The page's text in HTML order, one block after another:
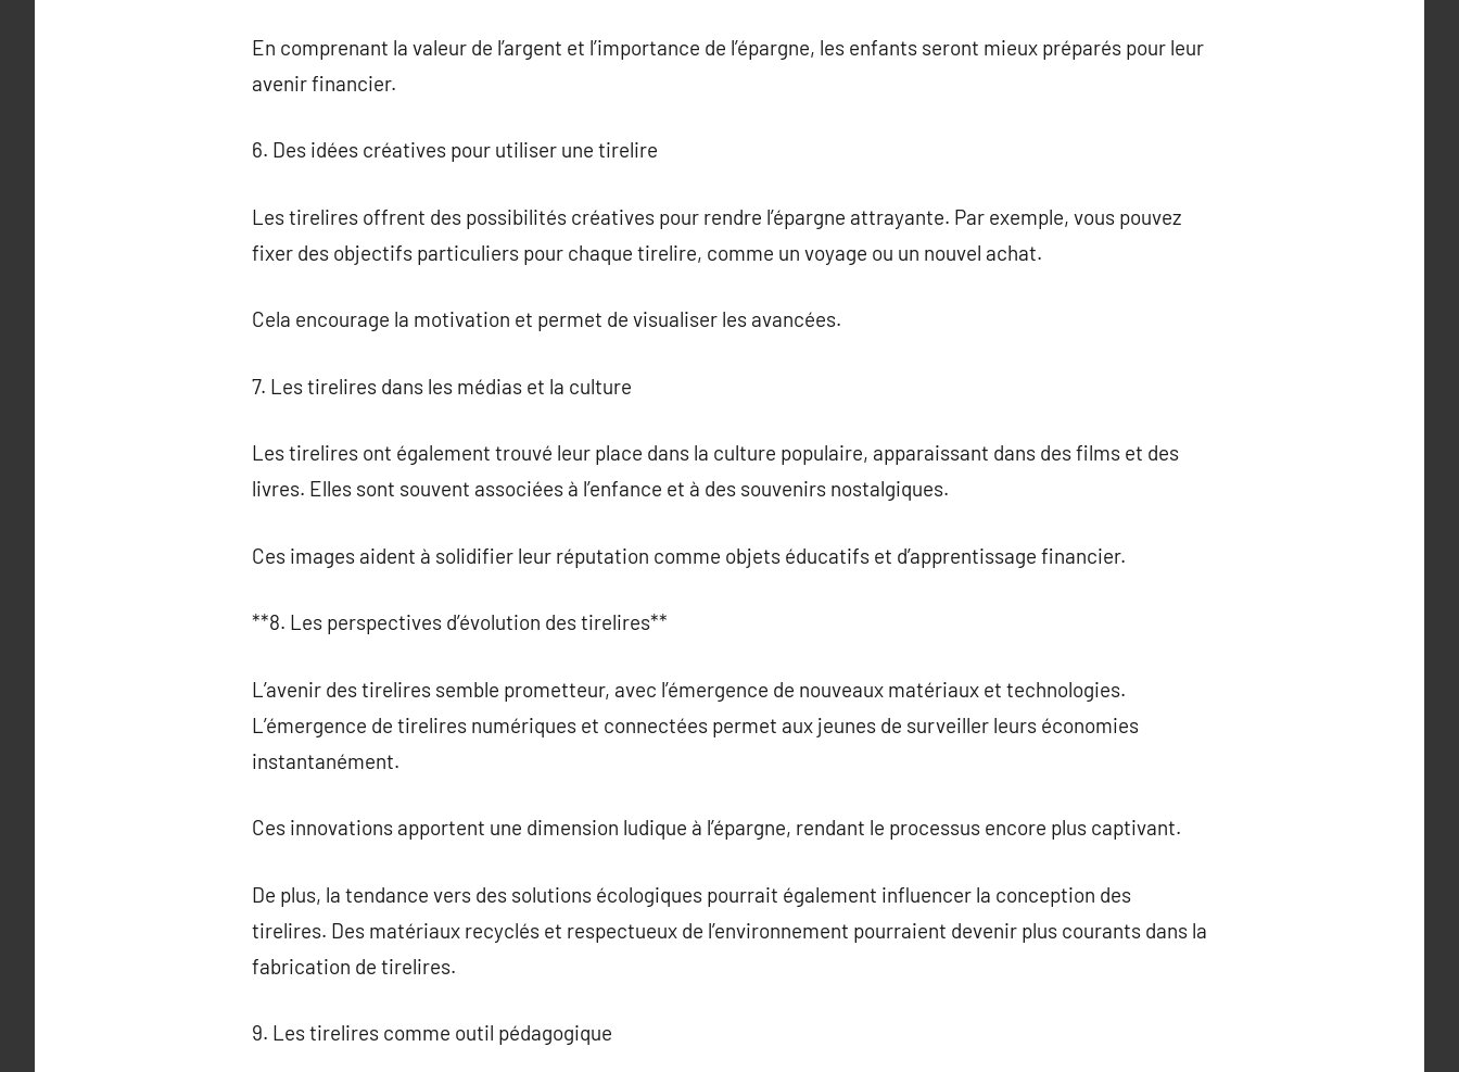
En comprenant la valeur de l’argent et l’importance de l’épargne, les enfants seront mieux préparés pour leur
avenir financier.
6. Des idées créatives pour utiliser une tirelire
Les tirelires offrent des possibilités créatives pour rendre l’épargne attrayante. Par exemple, vous pouvez
fixer des objectifs particuliers pour chaque tirelire, comme un voyage ou un nouvel achat.
Cela encourage la motivation et permet de visualiser les avancées.
7. Les tirelires dans les médias et la culture
Les tirelires ont également trouvé leur place dans la culture populaire, apparaissant dans des films et des
livres. Elles sont souvent associées à l’enfance et à des souvenirs nostalgiques.
Ces images aident à solidifier leur réputation comme objets éducatifs et d’apprentissage financier.
**8. Les perspectives d’évolution des tirelires**
L’avenir des tirelires semble prometteur, avec l’émergence de nouveaux matériaux et technologies.
L’émergence de tirelires numériques et connectées permet aux jeunes de surveiller leurs économies
instantanément.
Ces innovations apportent une dimension ludique à l’épargne, rendant le processus encore plus captivant.
De plus, la tendance vers des solutions écologiques pourrait également influencer la conception des
tirelires. Des matériaux recyclés et respectueux de l’environnement pourraient devenir plus courants dans la
fabrication de tirelires.
9. Les tirelires comme outil pédagogique